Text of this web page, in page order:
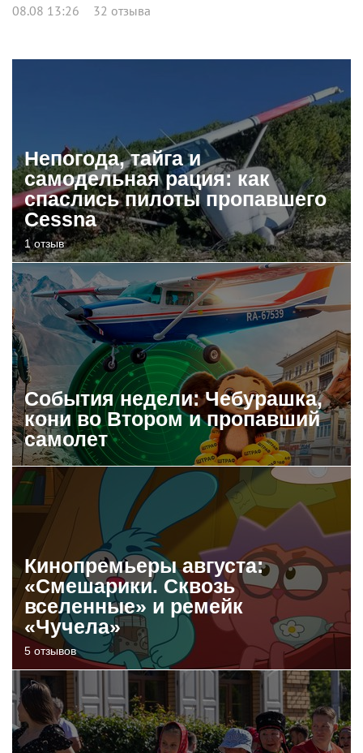
08.08 13:26 32 отзыва
Непогода, тайга и
самодельная рация: как
спаслись пилоты пропавшего
Cessna
1 отзыв
События недели: Чебурашка,
кони во Втором и пропавший
самолет
Кинопремьеры августа:
«Смешарики. Сквозь
вселенные» и ремейк
«Чучела»
5 отзывов